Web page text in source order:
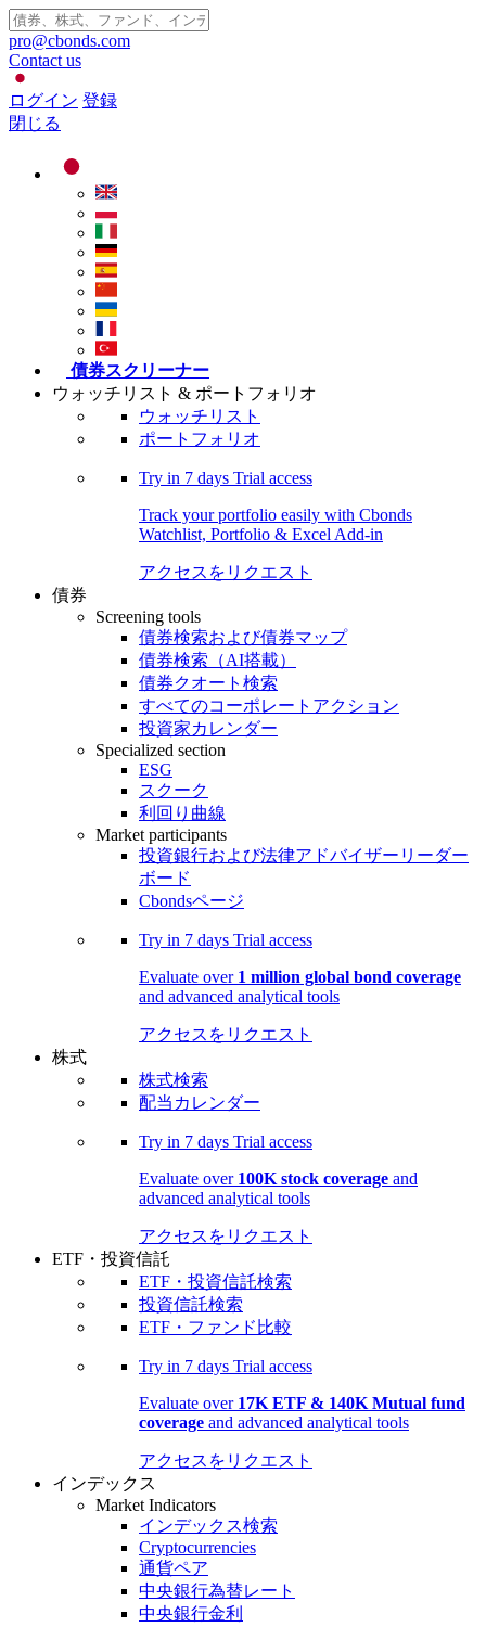
pro@cbonds.com
Contact us
ログイン 登録
閉じる
債券スクリーナー
ウォッチリスト & ポートフォリオ
ウォッチリスト
ポートフォリオ
Try in 7 days Trial access
Track your portfolio easily with Cbonds
Watchlist, Portfolio & Excel Add-in
アクセスをリクエスト
債券
Screening tools
債券検索および債券マップ
債券検索（AI搭載）
債券クオート検索
すべてのコーポレートアクション
投資家カレンダー
Specialized section
ESG
スクーク
利回り曲線
Market participants
投資銀行および法律アドバイザーリーダー
ボード
Cbondsページ
Try in 7 days Trial access
Evaluate over 1 million global bond coverage
and advanced analytical tools
アクセスをリクエスト
株式
株式検索
配当カレンダー
Try in 7 days Trial access
Evaluate over 100K stock coverage and
advanced analytical tools
アクセスをリクエスト
ETF・投資信託
ETF・投資信託検索
投資信託検索
ETF・ファンド比較
Try in 7 days Trial access
Evaluate over 17K ETF & 140K Mutual fund
coverage and advanced analytical tools
アクセスをリクエスト
インデックス
Market Indicators
インデックス検索
Cryptocurrencies
通貨ペア
中央銀行為替レート
中央銀行金利